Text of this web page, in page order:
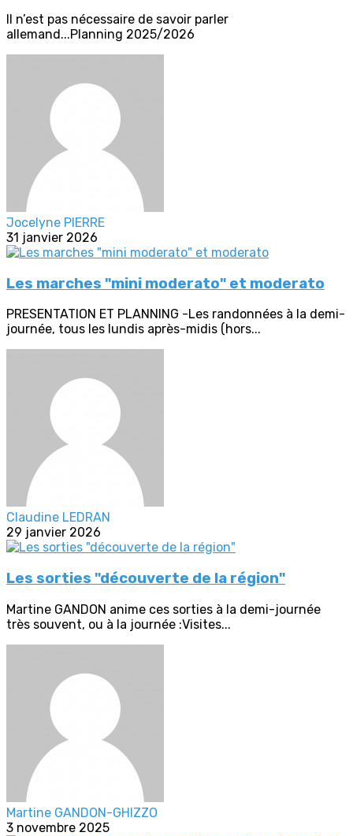
Il n’est pas nécessaire de savoir parler
allemand...Planning 2025/2026
Jocelyne PIERRE
31 janvier 2026
Les marches "mini moderato" et moderato
PRESENTATION ET PLANNING -Les randonnées à la demi-
journée, tous les lundis après-midis (hors...
Claudine LEDRAN
29 janvier 2026
Les sorties "découverte de la région"
Martine GANDON anime ces sorties à la demi-journée
très souvent, ou à la journée :Visites...
Martine GANDON-GHIZZO
3 novembre 2025